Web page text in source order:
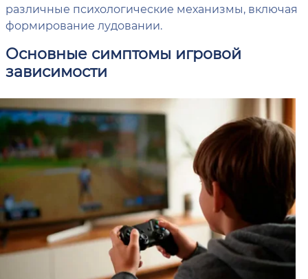
различные психологические механизмы, включая
формирование лудовании.
Основные симптомы игровой
зависимости